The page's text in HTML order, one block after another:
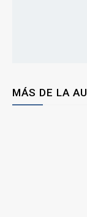
MÁS DE LA